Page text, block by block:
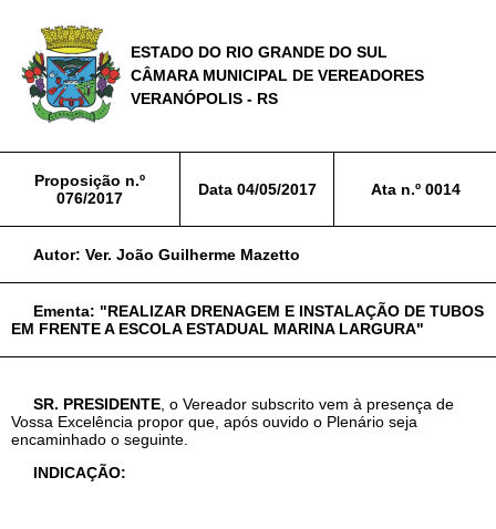
ESTADO DO RIO GRANDE DO SUL
CÂMARA MUNICIPAL DE VEREADORES
VERANÓPOLIS - RS
Proposição n.º
076/2017
Data04/05/2017 Ata n.º 0014
Autor: Ver. João Guilherme Mazetto
Ementa: "REALIZAR DRENAGEM E INSTALAÇÃO DE TUBOS
EM FRENTE A ESCOLA ESTADUAL MARINA LARGURA"
SR. PRESIDENTE , o Vereador subscrito vem à presença de
Vossa Excelência propor que, após ouvido o Plenário seja
encaminhado o seguinte.
INDICAÇÃO: